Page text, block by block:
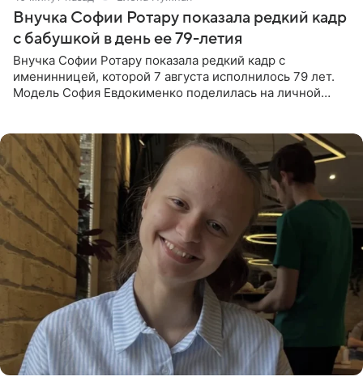
Внучка Софии Ротару показала редкий кадр
с бабушкой в день ее 79-летия
Внучка Софии Ротару показала редкий кадр с
именинницей, которой 7 августа исполнилось 79 лет.
Модель София Евдокименко поделилась на личной